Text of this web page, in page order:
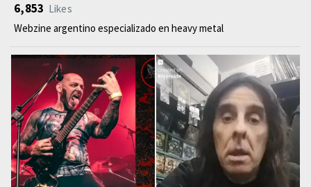
6,853 Likes
Webzine argentino especializado en heavy metal